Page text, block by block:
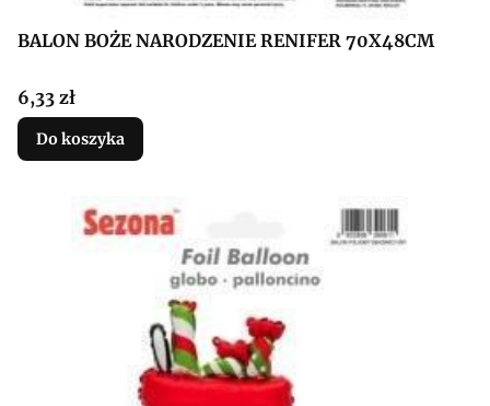
BALON BOŻE NARODZENIE RENIFER 70X48CM
Cena
6,33 zł
Do koszyka